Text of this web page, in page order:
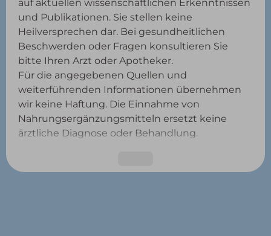
auf aktuellen wissenschaftlichen Erkenntnissen
und Publikationen. Sie stellen keine
Heilversprechen dar. Bei gesundheitlichen
Beschwerden oder Fragen konsultieren Sie
bitte Ihren Arzt oder Apotheker.
Für die angegebenen Quellen und
weiterführenden Informationen übernehmen
wir keine Haftung. Die Einnahme von
Nahrungsergänzungsmitteln ersetzt keine
ärztliche Diagnose oder Behandlung.